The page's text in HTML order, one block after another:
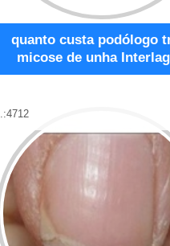
quanto custa podólogo
micose de unha
4712